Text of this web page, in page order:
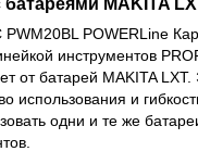
POWERLine
инструментов
от батарей MAKITA LXT.
использования и
одни и те же